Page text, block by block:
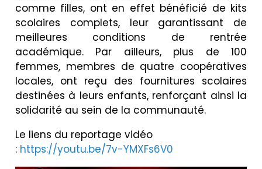
comme filles, ont en effet bénéficié de kits
scolaires complets, leur garantissant de
meilleures conditions de rentrée
académique. Par ailleurs, plus de 100
femmes, membres de quatre coopératives
locales, ont reçu des fournitures scolaires
destinées à leurs enfants, renforçant ainsi la
solidarité au sein de la communauté.
Le liens du reportage vidéo
: https://youtu.be/7v-YMXFs6V0